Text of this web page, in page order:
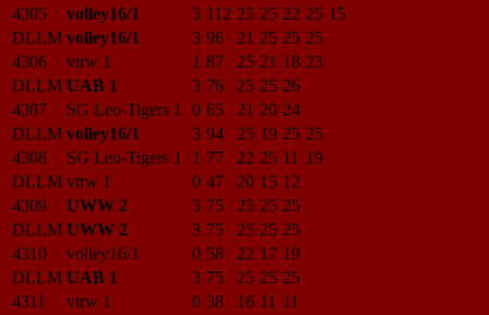
4305
volley16/1 3 112 25 25 22 25 15
DLLM volley16/1 3 96 21 25 25 25
4306
vtrw 1 1 87 25 21 18 23
DLLM UAB 1 3 76 25 25 26
4307
SG Leo-Tigers 1 0 65 21 20 24
DLLM volley16/1 3 94 25 19 25 25
4308
SG Leo-Tigers 1 1 77 22 25 11 19
DLLM vtrw 1 0 47 20 15 12
4309
UWW 2 3 75 25 25 25
DLLM UWW 2 3 75 25 25 25
4310
volley16/1 0 58 22 17 19
DLLM UAB 1 3 75 25 25 25
4311
vtrw 1 0 38 16 11 11